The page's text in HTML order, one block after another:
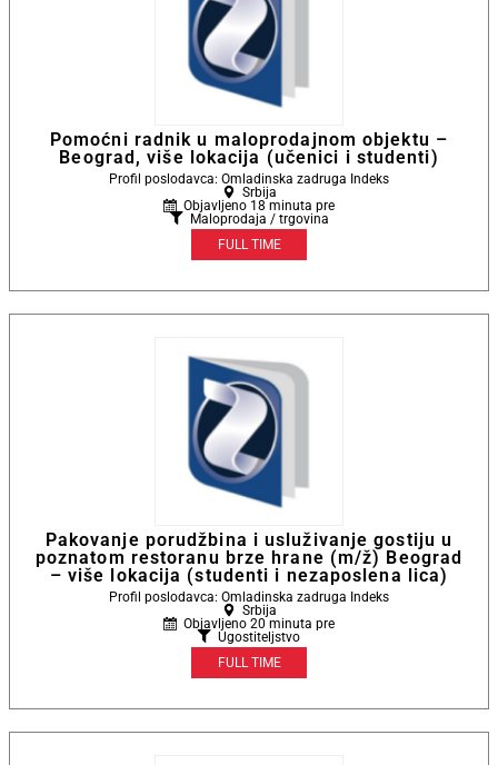
Pomoćni radnik u maloprodajnom objektu –
Beograd, više lokacija (učenici i studenti)
Profil poslodavca: Omladinska zadruga Indeks
Srbija
Objavljeno 18 minuta pre
Maloprodaja / trgovina
FULL TIME
Pakovanje porudžbina i usluživanje gostiju u
poznatom restoranu brze hrane (m/ž) Beograd
– više lokacija (studenti i nezaposlena lica)
Profil poslodavca: Omladinska zadruga Indeks
Srbija
Objavljeno 20 minuta pre
Ugostiteljstvo
FULL TIME